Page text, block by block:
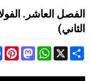
الفصل العاشر.
الثاني)
Share
WhatsApp X